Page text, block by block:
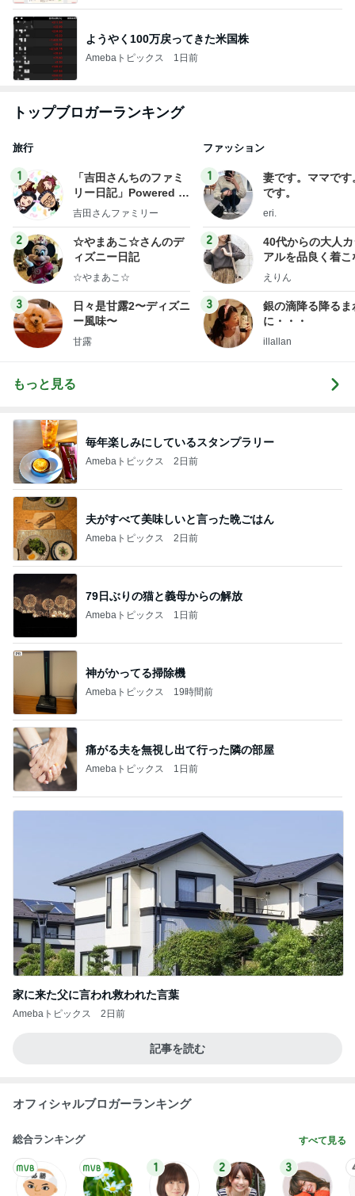
ようやく100万戻ってきた米国株
Amebaトピックス 1日前
トップブロガーランキング
旅行
1
「吉田さんちのファミ
リー日記」Powered b
y Ameba 吉田さんファ
ログ
吉田さんファミリー
2
☆やまあこ☆さんのデ
ィズニー日記
☆やまあこ☆
3
日々是甘露2〜ディズニ
ー風味〜
甘露
ファッション
1
妻です。ママです
です。
eri.
2
40代からの大人
アルを品良く着こ
ファッションブロ
えりん
3
銀の滴降る降るま
に・・・
illallan
もっと見る
毎年楽しみにしているスタンプラリー
Amebaトピックス 2日前
夫がすべて美味しいと言った晩ごはん
Amebaトピックス 2日前
79日ぶりの猫と義母からの解放
Amebaトピックス 1日前
神がかってる掃除機
Amebaトピックス 19時間前
痛がる夫を無視し出て行った隣の部屋
Amebaトピックス 1日前
家に来た父に言われ救われた言葉
Amebaトピックス 2日前
記事を読む
オフィシャルブロガーランキング
総合ランキング すべて見る
1 2 3